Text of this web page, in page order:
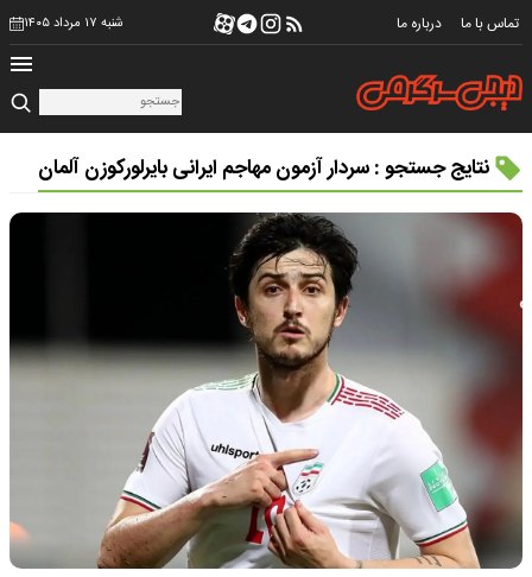
تماس با ما درباره ما شنبه ۱۷ مرداد ۱۴۰۵
نتایج جستجو : سردار آزمون مهاجم ایرانی بایرلورکوزن آلمان